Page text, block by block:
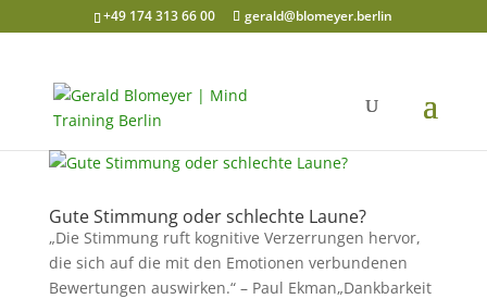
+49 174 313 66 00 gerald@blomeyer.berlin
Gute Stimmung oder schlechte Laune?
„Die Stimmung ruft kognitive Verzerrungen hervor,
die sich auf die mit den Emotionen verbundenen
Bewertungen auswirken.“ – Paul Ekman„Dankbarkeit